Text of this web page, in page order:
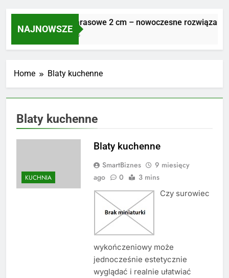
NAJNOWSZE
Płyty tarasowe 2 cm – nowoczesne
6 Dni Ago
Home Blaty kuchenne
Blaty kuchenne
KUCHNIA
Blaty kuchenne
SmartBiznes
9 miesięcy
ago
0 3 mins
Czy surowiec
wykończeniowy może
jednocześnie estetycznie
wyglądać i realnie ułatwiać